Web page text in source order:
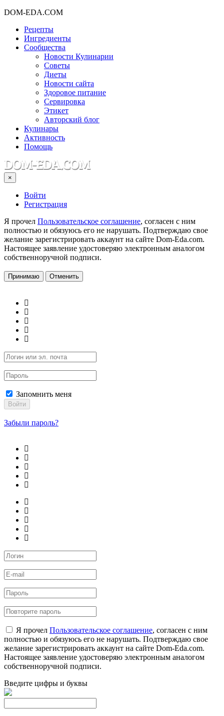
DOM-EDA.COM
Рецепты
Ингредиенты
Сообщества
Новости Кулинарии
Советы
Диеты
Новости сайта
Здоровое питание
Сервировка
Этикет
Авторский блог
Кулинары
Активность
Помощь
×
Войти
Регистрация
Я прочел Пользовательское соглашение, согласен с ним
полностью и обязуюсь его не нарушать. Подтверждаю свое
желание зарегистрировать аккаунт на сайте Dom-Eda.com.
Настоящее заявление удостоверяю электронным аналогом
собственноручной подписи.
Принимаю Отменить
Запомнить меня
Войти
Забыли пароль?
Я прочел Пользовательское соглашение, согласен с ним
полностью и обязуюсь его не нарушать. Подтверждаю свое
желание зарегистрировать аккаунт на сайте Dom-Eda.com.
Настоящее заявление удостоверяю электронным аналогом
собственноручной подписи.
Введите цифры и буквы